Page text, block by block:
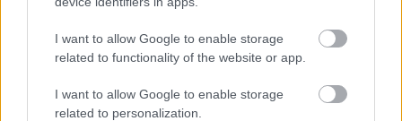
I want to allow Google to enable storage
related to functionality of the website or app.
I want to allow Google to enable storage
related to personalization.